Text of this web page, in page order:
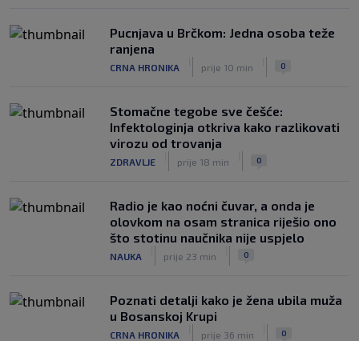
Pucnjava u Brčkom: Jedna osoba teže
ranjena
CRNA HRONIKA prije 10 min 0
Stomačne tegobe sve češće:
Infektologinja otkriva kako razlikovati
virozu od trovanja
ZDRAVLJE prije 18 min 0
Radio je kao noćni čuvar, a onda je
olovkom na osam stranica riješio ono
što stotinu naučnika nije uspjelo
NAUKA prije 23 min 0
Poznati detalji kako je žena ubila muža
u Bosanskoj Krupi
CRNA HRONIKA prije 36 min 0